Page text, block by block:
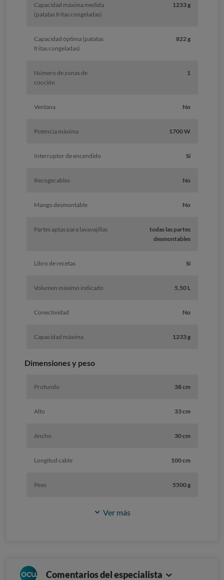
Capacidad máxima medida
(patatas fritas congeladas)
1233 g
Capacidad óptima (patatas
fritas congeladas)
822 g
Número de zonas de
cocción
1
Ventana No
Potencia máxima 1700 W
Interruptor de encendido Sí
Recogecables No
Mango desmontable No
Partes aptas para lavavajillas
todas las partes
desmontables
Libro de recetas Sí
Volumen máximo indicado 5,50 L
Conectividad No
Capacidad máxima 1233 g
Dimensiones y peso
Profundo 38 cm
Alto 33 cm
Ancho 30 cm
Longitud cable 100 cm
Peso 5500 g
Ver más
Comentarios del especialista